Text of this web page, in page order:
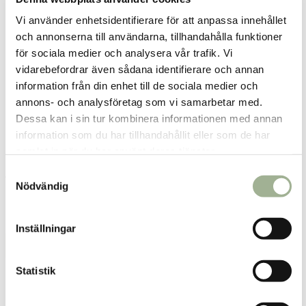
Vi använder enhetsidentifierare för att anpassa innehållet
och annonserna till användarna, tillhandahålla funktioner
för sociala medier och analysera vår trafik. Vi
vidarebefordrar även sådana identifierare och annan
information från din enhet till de sociala medier och
annons- och analysföretag som vi samarbetar med.
Dessa kan i sin tur kombinera informationen med annan
information som du har tillhandahållit eller som de har
Nödvändig
Inställningar
Statistik
Pris:198 kr